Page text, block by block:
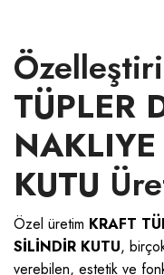
TÜPLER
KUTU
Özel üretim KRAFT
SİLİNDİR KUTU,
verebilen, estetik ve